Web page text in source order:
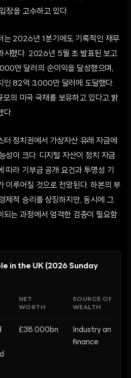
장을 고수하고 있다.
는 2026년 1분기에도 기록적인 재무
시했다. 2026년 5월 초 발표된 보고
만 달러의 순이익을 달성했으며,
인 82억 3,000만 달러에 도달했다.
의 미국 국채를 보유하고 있다고 밝
다.
정치권에서 가상자산 유래 자금에
성이 크다. 디지털 자산이 정치 자금
따라 기부금 공개 요건과 투명성 기
이루어질 것으로 전망된다. 하본의 부
제적 승리를 상징하지만, 동시에 그
되는 과정에서 엄격한 검증이 필요함
in the UK (2026 Sunday
NET
WORTH
SOURCE OF
WEALTH
£38.000bn
Industry and
finance